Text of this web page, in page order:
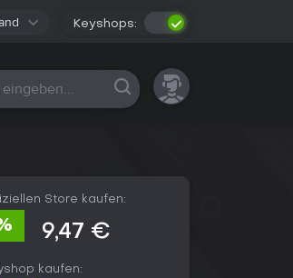
Keyshops:
Store kaufen:
9,47 €
kaufen: